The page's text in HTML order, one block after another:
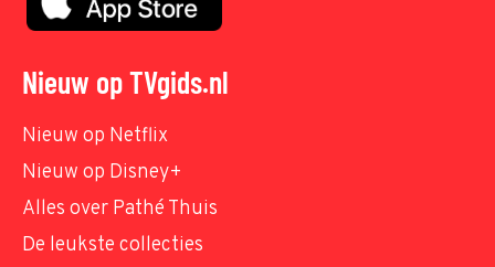
Nieuw op TVgids.nl
Nieuw op Netflix
Nieuw op Disney+
Alles over Pathé Thuis
De leukste collecties